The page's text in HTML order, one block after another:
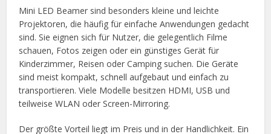
Mini LED Beamer sind besonders kleine und leichte
Projektoren, die häufig für einfache Anwendungen gedacht
sind. Sie eignen sich für Nutzer, die gelegentlich Filme
schauen, Fotos zeigen oder ein günstiges Gerät für
Kinderzimmer, Reisen oder Camping suchen. Die Geräte
sind meist kompakt, schnell aufgebaut und einfach zu
transportieren. Viele Modelle besitzen HDMI, USB und
teilweise WLAN oder Screen-Mirroring.
Der größte Vorteil liegt im Preis und in der Handlichkeit. Ein